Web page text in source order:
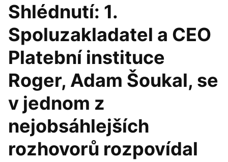
Shlédnutí: 1.
Spoluzakladatel a CEO
Platební instituce
Roger, Adam Šoukal, se
v jednom z
nejobsáhlejších
rozhovorů rozpovídal